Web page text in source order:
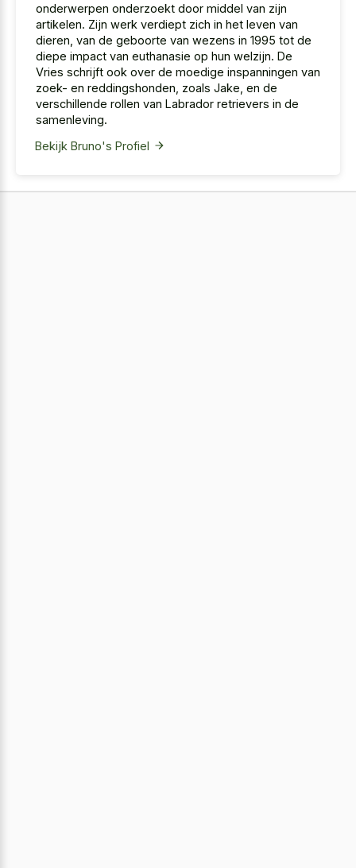
onderwerpen onderzoekt door middel van zijn
artikelen. Zijn werk verdiept zich in het leven van
dieren, van de geboorte van wezens in 1995 tot de
diepe impact van euthanasie op hun welzijn. De
Vries schrijft ook over de moedige inspanningen van
zoek- en reddingshonden, zoals Jake, en de
verschillende rollen van Labrador retrievers in de
samenleving.
Bekijk Bruno's Profiel